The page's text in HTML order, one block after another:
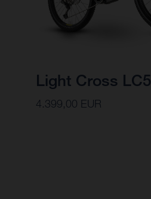
Light Cross LC5
4.399,00 EUR